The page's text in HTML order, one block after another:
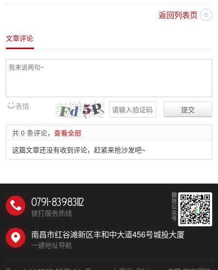
返回列表页
文章评论
表情
共 0 条评论， 查看全部
这篇文章还没有收到评论，赶紧来抢沙发吧~
0791-83983112
拨打服务热线
南昌市红谷滩新区丰和中大道456号城投大厦
一键地址导航
微
信
公
众
号